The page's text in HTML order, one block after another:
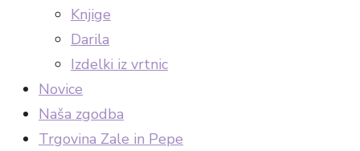
Knjige
Darila
Izdelki iz vrtnic
Novice
Naša zgodba
Trgovina Zale in Pepe